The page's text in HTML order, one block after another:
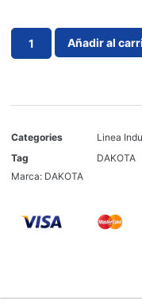
Añadir al
Categories Linea
Tag
DAKOTA
Marca: DAKOTA